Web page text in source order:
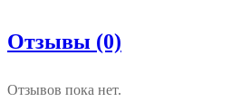
Отзывы (0)
Отзывов пока нет.